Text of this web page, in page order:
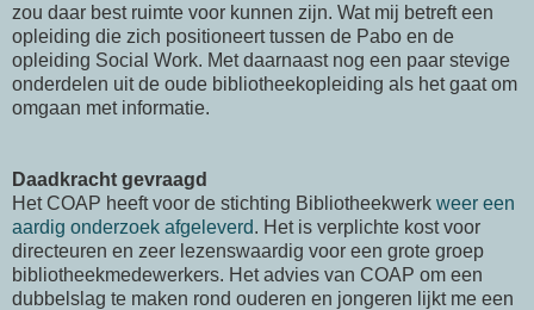
zou daar best ruimte voor kunnen zijn. Wat mij betreft een
opleiding die zich positioneert tussen de Pabo en de
opleiding Social Work. Met daarnaast nog een paar stevige
onderdelen uit de oude bibliotheekopleiding als het gaat om
omgaan met informatie.
Daadkracht gevraagd
Het COAP heeft voor de stichting Bibliotheekwerk weer een
aardig onderzoek afgeleverd. Het is verplichte kost voor
directeuren en zeer lezenswaardig voor een grote groep
bibliotheekmedewerkers. Het advies van COAP om een
dubbelslag te maken rond ouderen en jongeren lijkt me een